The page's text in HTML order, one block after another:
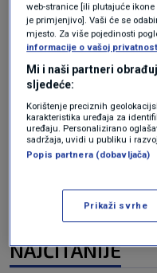
NAJČITANIJE
web-stranice [ili plutajuće
je primjenjivo]. Vaši će se
mjesto. Za više pojedinosti
informacije o vašoj
Mi i naši partneri
sljedeće:
Korištenje preciznih
karakteristika uređaja za
uređaju. Personalizirano
sadržaja, uvidi u publiku i
Popis partnera (dobavljača)
Prikaži svrhe